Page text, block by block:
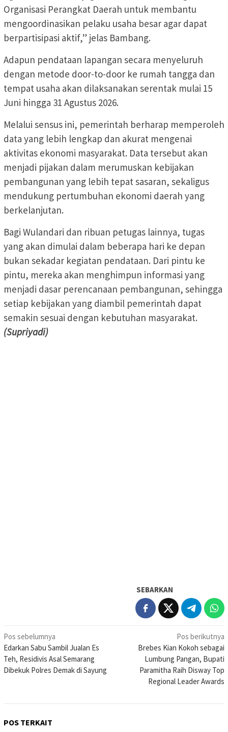
Organisasi Perangkat Daerah untuk membantu
mengoordinasikan pelaku usaha besar agar dapat
berpartisipasi aktif,” jelas Bambang.
Adapun pendataan lapangan secara menyeluruh
dengan metode door-to-door ke rumah tangga dan
tempat usaha akan dilaksanakan serentak mulai 15
Juni hingga 31 Agustus 2026.
Melalui sensus ini, pemerintah berharap memperoleh
data yang lebih lengkap dan akurat mengenai
aktivitas ekonomi masyarakat. Data tersebut akan
menjadi pijakan dalam merumuskan kebijakan
pembangunan yang lebih tepat sasaran, sekaligus
mendukung pertumbuhan ekonomi daerah yang
berkelanjutan.
Bagi Wulandari dan ribuan petugas lainnya, tugas
yang akan dimulai dalam beberapa hari ke depan
bukan sekadar kegiatan pendataan. Dari pintu ke
pintu, mereka akan menghimpun informasi yang
menjadi dasar perencanaan pembangunan, sehingga
setiap kebijakan yang diambil pemerintah dapat
semakin sesuai dengan kebutuhan masyarakat.
(Supriyadi)
SEBARKAN
Navigasi
pos
Pos sebelumnya
Edarkan Sabu Sambil Jualan Es
Teh, Residivis Asal Semarang
Dibekuk Polres Demak di Sayung
Pos berikutnya
Brebes Kian Kokoh sebagai
Lumbung Pangan, Bupati
Paramitha Raih Disway Top
Regional Leader Awards
POS TERKAIT